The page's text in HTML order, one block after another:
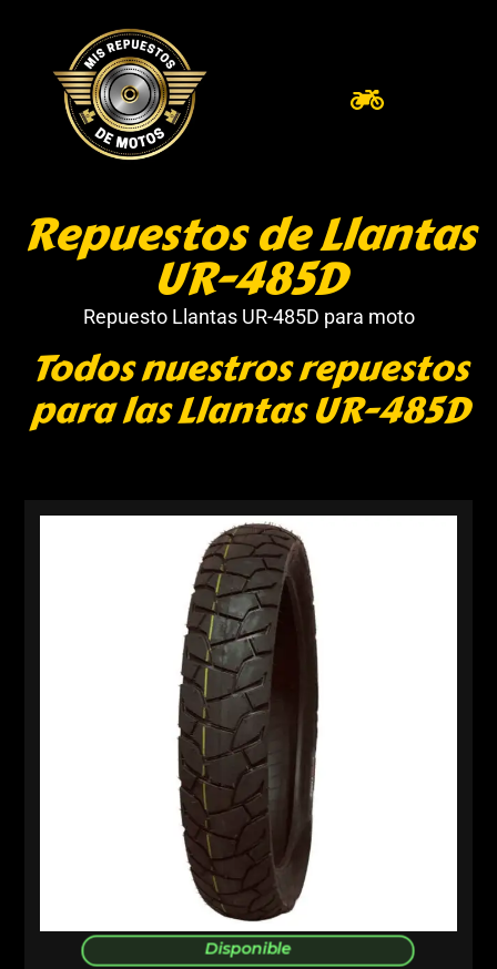
Repuestos de Llantas
UR-485D
Repuesto Llantas UR-485D para moto
Todos nuestros repuestos
para las Llantas UR-485D
Disponible